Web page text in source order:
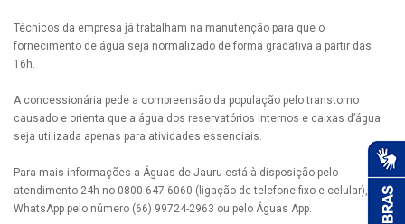
Técnicos da empresa já trabalham na manutenção para que o
fornecimento de água seja normalizado de forma gradativa a partir das
16h.
A concessionária pede a compreensão da população pelo transtorno
causado e orienta que a água dos reservatórios internos e caixas d’água
seja utilizada apenas para atividades essenciais.
Para mais informações a Águas de Jauru está à disposição pelo
atendimento 24h no 0800 647 6060 (ligação de telefone fixo e celular), via
WhatsApp pelo número (66) 99724-2963 ou pelo Águas App.